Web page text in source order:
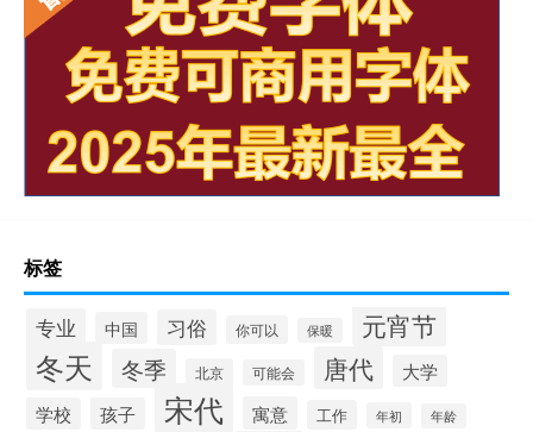
标签
专业 中国 习俗 你可以 保暖 元宵节
冬天 冬季 北京 可能会 唐代
大学
学校
孩子 宋代 寓意 工作 年初 年龄